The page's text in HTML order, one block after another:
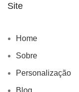
Site
Home
Sobre
Personalização
Blog